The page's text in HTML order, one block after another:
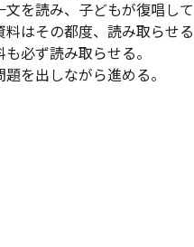
を読み、子どもが復唱し
はその都度、読み取らせる
必ず読み取らせる。
を出しながら進める。